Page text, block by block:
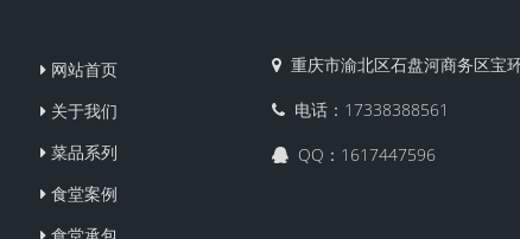
网站首页
关于我们
菜品系列
食堂案例
重庆市渝北区石盘河商务区宝
电话：17338388561
QQ：1617447596